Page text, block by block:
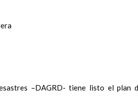
–DAGRD- tiene listo el plan